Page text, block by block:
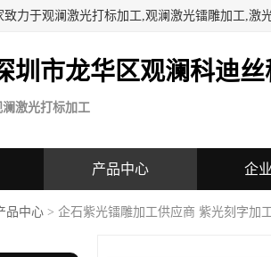
力于观澜激光打标加工,观澜激光镭雕加工,激
圳市龙华区观澜科迪
澜激光打标加工
产品中心 企
品中心 > 企石紫光镭雕加工供应商 紫光刻字加